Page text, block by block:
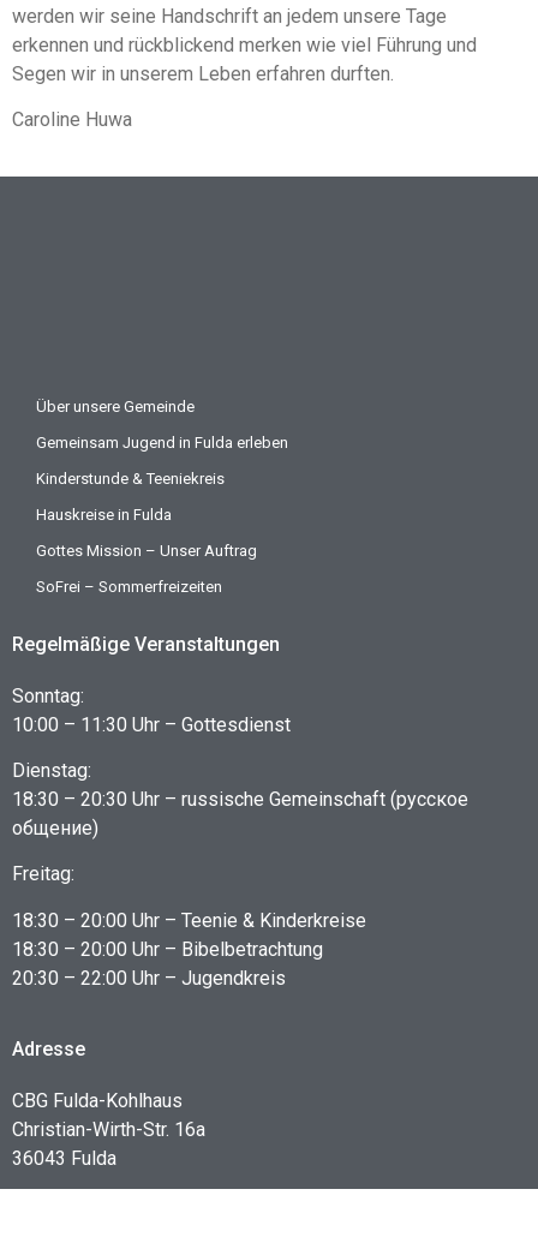
werden wir seine Handschrift an jedem unsere Tage
erkennen und rückblickend merken wie viel Führung und
Segen wir in unserem Leben erfahren durften.
Caroline Huwa
Über unsere Gemeinde
Gemeinsam Jugend in Fulda erleben
Kinderstunde & Teeniekreis
Hauskreise in Fulda
Gottes Mission – Unser Auftrag
SoFrei – Sommerfreizeiten
Regelmäßige Veranstaltungen
Sonntag:
10:00 – 11:30 Uhr – Gottesdienst
Dienstag:
18:30 – 20:30 Uhr – russische Gemeinschaft (русское
общение)
Freitag:
18:30 – 20:00 Uhr – Teenie & Kinderkreise
18:30 – 20:00 Uhr – Bibelbetrachtung
20:30 – 22:00 Uhr – Jugendkreis
Adresse
CBG Fulda-Kohlhaus
Christian-Wirth-Str. 16a
36043 Fulda